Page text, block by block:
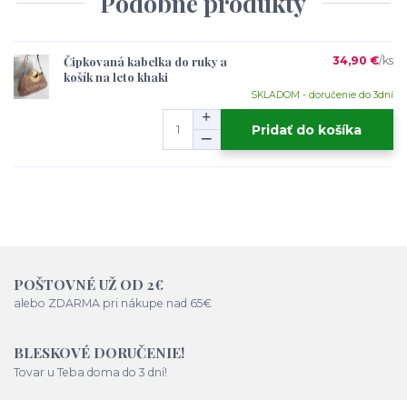
Čipkovaná kabelka do ruky a
košík na leto khaki
34,90 €/ks
SKLADOM - doručenie do 3dní
Pridať do košíka
POŠTOVNÉ UŽ OD 2€
alebo ZDARMA pri nákupe nad 65€
BLESKOVÉ DORUČENIE!
Tovar u Teba doma do 3 dní!